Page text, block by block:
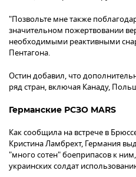
"Позвольте мне также
значительном пожертвовании
необходимыми реактивными
Пентагона.
Остин добавил, что
ряд стран, включая Канаду,
Германские РСЗО MARS
Как сообщила на встрече в
Кристина Ламбрехт, Германия
"много сотен" боеприпасов к
украинских солдат